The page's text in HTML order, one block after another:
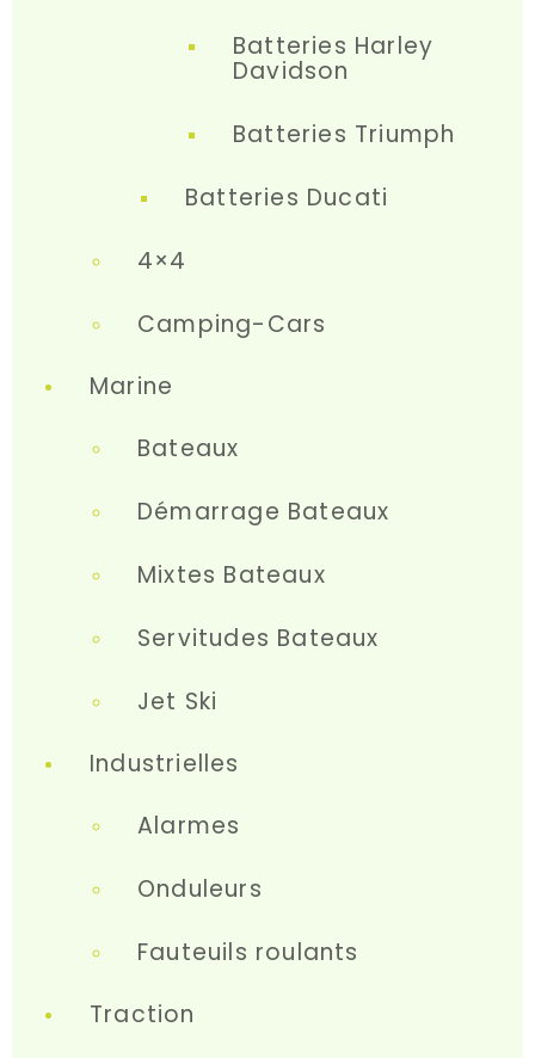
Batteries Harley
Davidson
Batteries Triumph
Batteries Ducati
4×4
Camping-Cars
Marine
Bateaux
Démarrage Bateaux
Mixtes Bateaux
Servitudes Bateaux
Jet Ski
Industrielles
Alarmes
Onduleurs
Fauteuils roulants
Traction